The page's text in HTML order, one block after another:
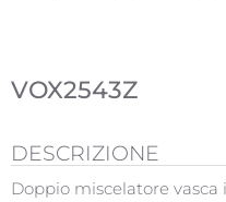
VOX2543Z
DESCRIZIONE
Doppio miscelatore vasca